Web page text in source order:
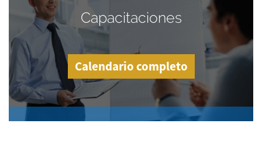
Capacitaciones
Calendario completo